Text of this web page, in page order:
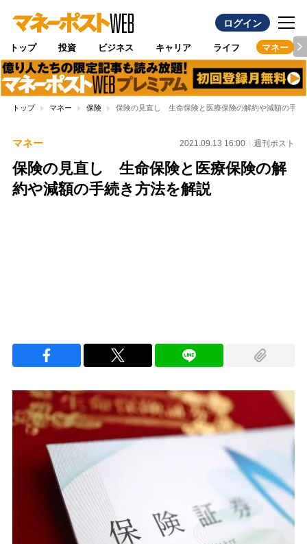
ログイン
トップ 投資 ビジネス キャリア ライフ マネー
トップ マネー 保険 保険の見直し 生命保険と医療保険の解約や減額の手続
マネー 2021.09.13 16:00 週刊ポスト
保険の見直し 生命保険と医療保険の解
約や減額の手続き方法を解説